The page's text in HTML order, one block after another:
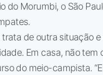
do Morumbi, o São
de outra situação
Em casa, não tem
do meio-campista.